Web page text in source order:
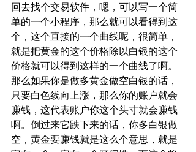
回去找个交易软件，嗯，可以写一个简
单的一个小程序，那么就可以看得到这
个，这个直接的一个曲线呢，很简单，
就是把黄金的这个价格除以白银的这个
价格就可以得到这样的一个曲线了啊。
那么如果你是做多黄金做空白银的话，
只要白色线向上涨，那么你的账户就会
赚钱，这代表账户你这个头寸就会赚钱
啊。倒过来它跌下来的话，你多白银做
空，黄金要赚钱就是这么个意思，就是